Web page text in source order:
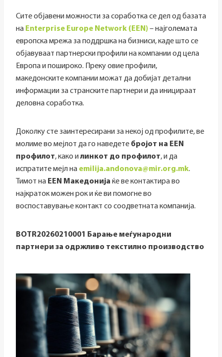
Сите објавени можности за соработка се дел од базата
на Enterprise Europe Network (EEN) – најголемата
европска мрежа за поддршка на бизниси, каде што се
објавуваат партнерски профили на компании од цела
Европа и пошироко. Преку овие профили,
македонските компании можат да добијат детални
информации за странските партнери и да иницираат
деловна соработка.
Доколку сте заинтересирани за некој од профилите, ве
молиме во мејлот да го наведете бројот на EEN
профилот, како илинкот до профилот, и да
испратите мејл на emilija.andonova@mir.org.mk.
Тимот на EEN Македонија ќе ве контактира во
најкраток можен рок и ќе ви помогне во
воспоставување контакт со соодветната компанија.
BOTR20260210001 Барање меѓународни
партнери за одржливо текстилно производство